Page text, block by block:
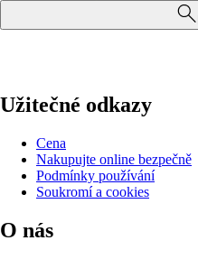
Užitečné odkazy
Cena
Nakupujte online bezpečně
Podmínky používání
Soukromí a cookies
O nás